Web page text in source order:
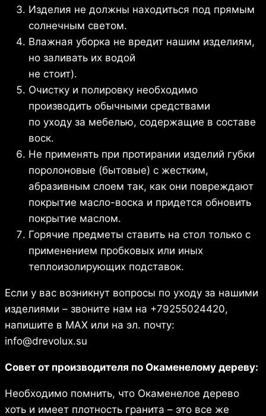
Изделия не должны находиться под прямым
солнечным светом.
Влажная уборка не вредит нашим изделиям,
но заливать их водой
не стоит).
Очистку и полировку необходимо
производить обычными средствами
по уходу за мебелью, содержащие в составе
воск.
Не применять при протирании изделий губки
поролоновые (бытовые) с жестким,
абразивным слоем так, как они повреждают
покрытие масло-воска и придется обновить
покрытие маслом.
Горячие предметы ставить на стол только с
применением пробковых или иных
теплоизолирующих подставок.
Если у вас возникнут вопросы по уходу за нашими
изделиями – звоните нам на +79255024420,
напишите в МАХ или на эл. почту:
info@drevolux.su
Совет от производителя по Окаменелому дереву:
Необходимо помнить, что Окаменелое дерево
хоть и имеет плотность гранита – это все же